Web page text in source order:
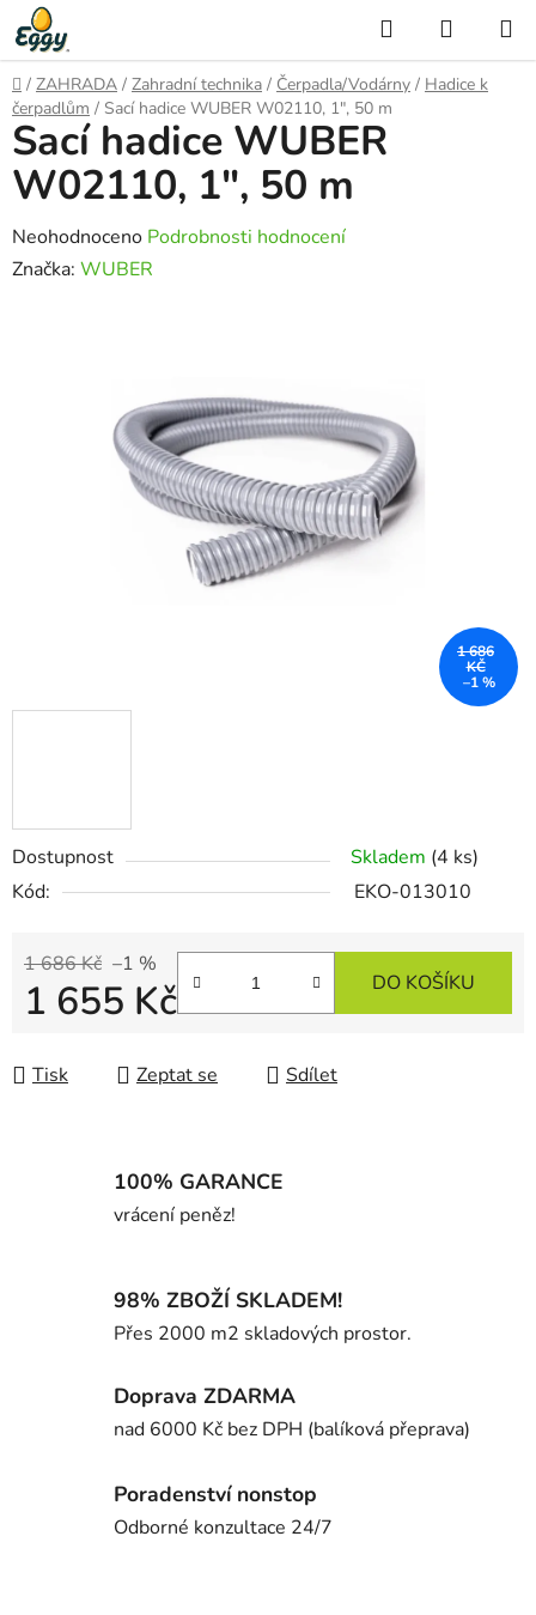
Přejít
na
obsah
Hledat
KOŠÍK
Domů
/ ZAHRADA / Zahradní technika / Čerpadla/Vodárny / Hadice k
čerpadlům / Sací hadice WUBER W02110, 1", 50 m
Dostupnost Skladem (4 ks)
Kód:
EKO-013010
1 686 Kč –1 %
1 655 Kč DO KOŠÍKU
Tisk Zeptat se Sdílet
Sací hadice WUBER
W02110, 1", 50 m
Průměrné
hodnocení
Neohodnoceno Podrobnosti hodnocení
Značka: WUBER
1 686
KČ
–1 %
100% GARANCE
vrácení peněz!
98% ZBOŽÍ SKLADEM!
Přes 2000 m2 skladových prostor.
Doprava ZDARMA
nad 6000 Kč bez DPH (balíková přeprava)
Poradenství nonstop
Odborné konzultace 24/7